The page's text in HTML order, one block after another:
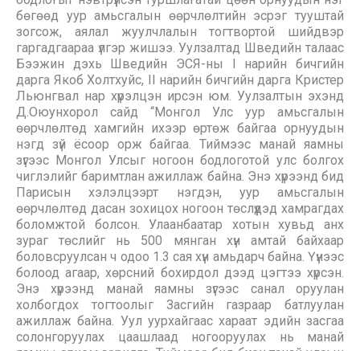
бөгөөд уур амьсгалын өөрчлөлтийн эсрэг тууштай
зогсож, аялал жуулчлалын тогтвортой шийдвэр
гаргадгаараа үлгэр жишээ. Уулзалтад Шведийн талаас
Бээжин дэхь Шведийн ЭСЯ-ны I нарийн бичгийн
дарга Якоб Холтхуйс, II нарийн бичгийн дарга Кристер
Льюнгвал нар хүрэлцэн ирсэн юм. Уулзалтын эхэнд
Д.Оюунхорол сайд “Монгол Улс уур амьсгалын
өөрчлөлтөд хамгийн ихээр өртөж байгаа орнуудын
нэгд зүй ёсоор орж байгаа. Тиймээс манай яамны
зүгээс Монгол Улсыг ногоон бодлоготой улс болгох
чиглэлийг баримтлан ажиллаж байна. Энэ хүрээнд бид
Парисын хэлэлцээрт нэгдэн, уур амьсгалын
өөрчлөлтөд дасан зохицох ногоон төслүүдэд хамрагдах
боломжтой болсон. Улаанбаатар хотын хувьд анх
зураг төслийг нь 500 мянган хүн амтай байхаар
боловсруулсан ч одоо 1.3 сая хүн амьдарч байна. Үүнээс
болоод агаар, хөрсний бохирдол дээд цэгтээ хүрсэн.
Энэ хүрээнд манай яамны зүгээс санал оруулан
холбогдох тогтоолыг Засгийн газраар батлуулан
ажиллаж байна. Уул уурхайгаас хараат эдийн засгаа
солонгоруулах цаашлаад ногооруулах нь манай